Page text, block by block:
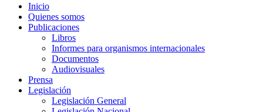
Inicio
Quienes somos
Publicaciones
Libros
Informes para organismos internacionales
Documentos
Audiovisuales
Prensa
Legislación
Legislación General